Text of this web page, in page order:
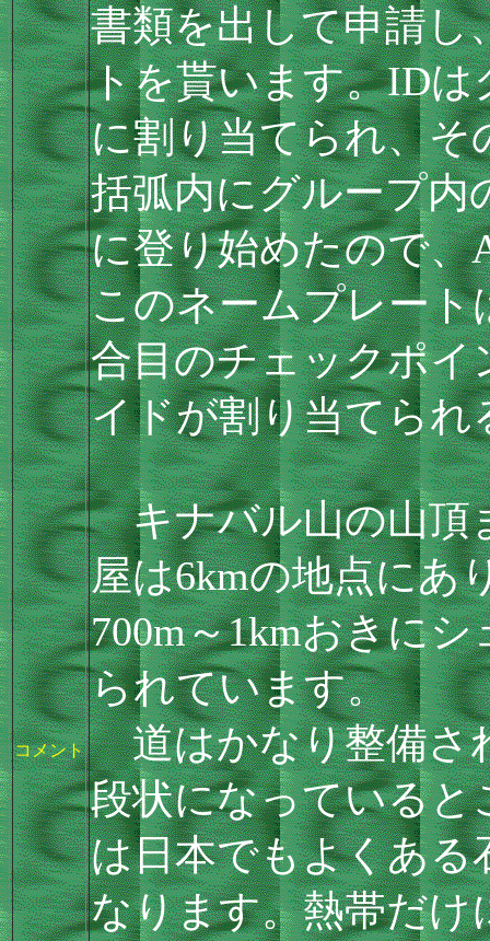
コメント
書類を出して申請し
トを貰います。ID
に割り当てられ、そ
括弧内にグループ内
に登り始めたので、
このネームプレート
合目のチェックポ
イドが割り当てられ
キナバル山の山頂
屋は6kmの地点にあ
700m～1kmおきに
られています。
道はかなり整備さ
段状になっていると
は日本でもよくある
なります。熱帯だけ